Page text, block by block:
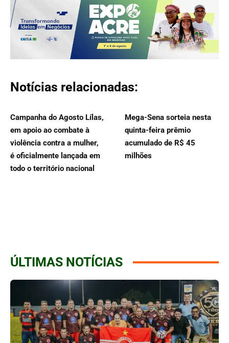
Notícias relacionadas:
Campanha do Agosto Lílas,
em apoio ao combate à
violência contra a mulher,
é oficialmente lançada em
todo o território nacional
Mega-Sena sorteia nesta
quinta-feira prêmio
acumulado de R$ 45
milhões
ÚLTIMAS NOTÍCIAS